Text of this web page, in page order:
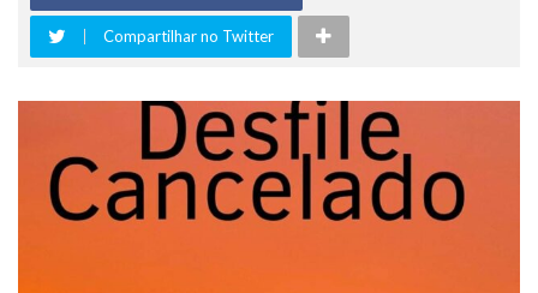
Compartilhar no Twitter